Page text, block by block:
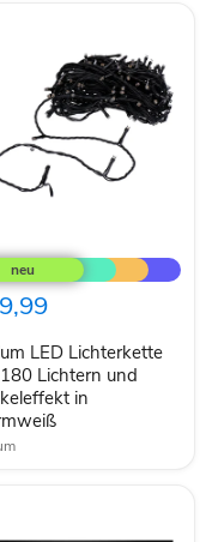
LED Lichterkette
Lichtern und
in